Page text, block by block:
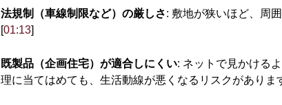
法規制（車線制限など）の厳しさ: 敷地が狭いほど、周
[01:13]
既製品（企画住宅）が適合しにくい: ネットで見かける
理に当てはめても、生活動線が悪くなるリスクがありま